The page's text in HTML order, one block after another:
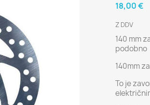
18,00 €
Z DDV
140 mm
podobno
140mm
To je